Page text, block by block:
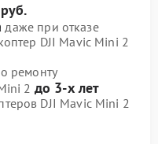
даже при отказе
DJI Mavic Mini 2
ремонту
2 до 3-х лет
DJI Mavic Mini 2